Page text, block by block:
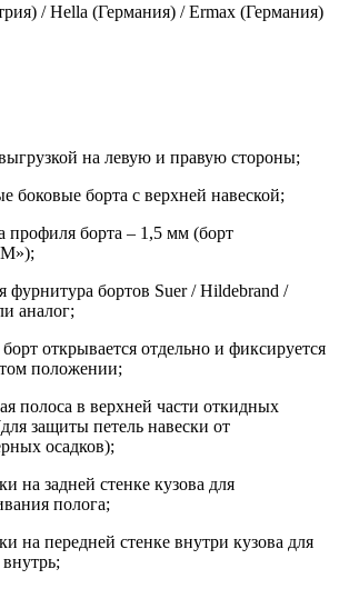
/ Hella (Германия) / Ermax (Германия)
на левую и правую стороны;
боковые борта с верхней навеской;
профиля борта – 1,5 мм (борт
фурнитура бортов Suer / Hildebrand /
аналог;
открывается отдельно и фиксируется
положении;
полоса в верхней части откидных
защиты петель навески от
осадков);
на задней стенке кузова для
полога;
на передней стенке внутри кузова для